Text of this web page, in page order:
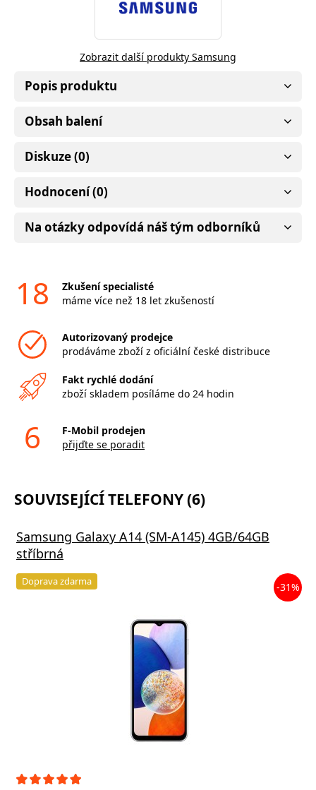
Zobrazit další produkty Samsung
Popis produktu
Obsah balení
Diskuze (0)
Hodnocení (0)
Na otázky odpovídá náš tým odborníků
18
Zkušení specialisté
máme více než 18 let zkušeností
Autorizovaný prodejce
prodáváme zboží z oficiální české distribuce
Fakt rychlé dodání
zboží skladem posíláme do 24 hodin
6
F-Mobil prodejen
přijďte se poradit
SOUVISEJÍCÍ TELEFONY (6)
Samsung Galaxy A14 (SM-A145) 4GB/64GB
stříbrná
Doprava zdarma -31%